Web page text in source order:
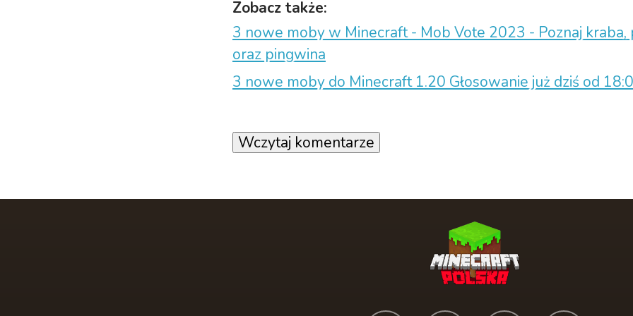
Zobacz także:
3 nowe moby w Minecraft - Mob Vote 2023 - Poznaj kraba,
oraz pingwina
3 nowe moby do Minecraft 1.20 Głosowanie już dziś od
Wczytaj komentarze